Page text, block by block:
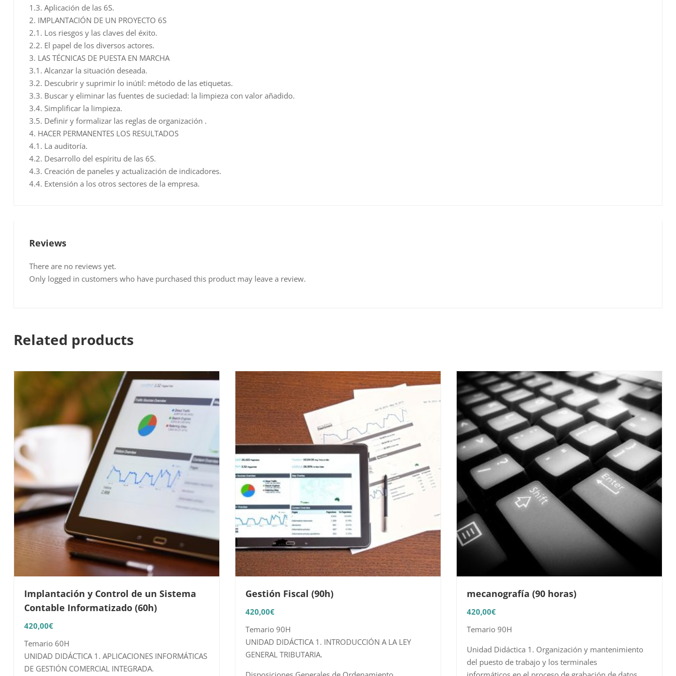
1.3. Aplicación de las 6S.
2. IMPLANTACIÓN DE UN PROYECTO 6S
2.1. Los riesgos y las claves del éxito.
2.2. El papel de los diversos actores.
3. LAS TÉCNICAS DE PUESTA EN MARCHA
3.1. Alcanzar la situación deseada.
3.2. Descubrir y suprimir lo inútil: método de las etiquetas.
3.3. Buscar y eliminar las fuentes de suciedad: la limpieza con valor añadido.
3.4. Simplificar la limpieza.
3.5. Definir y formalizar las reglas de organización .
4. HACER PERMANENTES LOS RESULTADOS
4.1. La auditoría.
4.2. Desarrollo del espíritu de las 6S.
4.3. Creación de paneles y actualización de indicadores.
4.4. Extensión a los otros sectores de la empresa.
Reviews
There are no reviews yet.
Only logged in customers who have purchased this product may leave a review.
Related products
Implantación y Control de un Sistema
Contable Informatizado (60h)
420,00€
Temario 60H
UNIDAD DIDÁCTICA 1. APLICACIONES INFORMÁTICAS
DE GESTIÓN COMERCIAL INTEGRADA.
Gestión Fiscal (90h)
420,00€
Temario 90H
UNIDAD DIDÁCTICA 1. INTRODUCCIÓN A LA LEY
GENERAL TRIBUTARIA.
mecanografía (90 horas)
420,00€
Temario 90H
Unidad Didáctica 1. Organización y mantenimiento
del puesto de trabajo y los terminales